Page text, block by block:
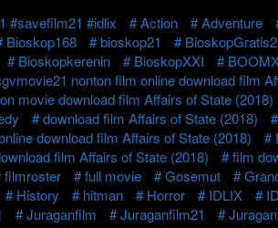
#savefilm21 #idlix
Action Adventure
Bioskop168 bioskop21
Bioskopkerenin BioskopXXI
nonton film online download film
movie download film Affairs of State (2018)
download film Affairs of State (2018)
download film Affairs of State (2018)
film Affairs of State (2018)
film
filmroster full movie Gosemut
History hitman Horror IDLIX
Juraganfilm Juraganfilm21